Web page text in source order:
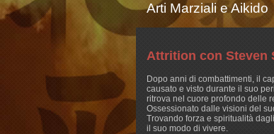
Arti Marziali e Aikido
Attrition con Steven
Dopo anni di combattimenti, il
causato e visto durante il suo
ritrova nel cuore profondo delle
Ossessionato dalle visioni del
Trovando forza e spiritualità
il suo modo di vivere.